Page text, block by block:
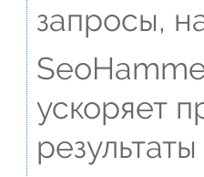
запросы,
ускоряет